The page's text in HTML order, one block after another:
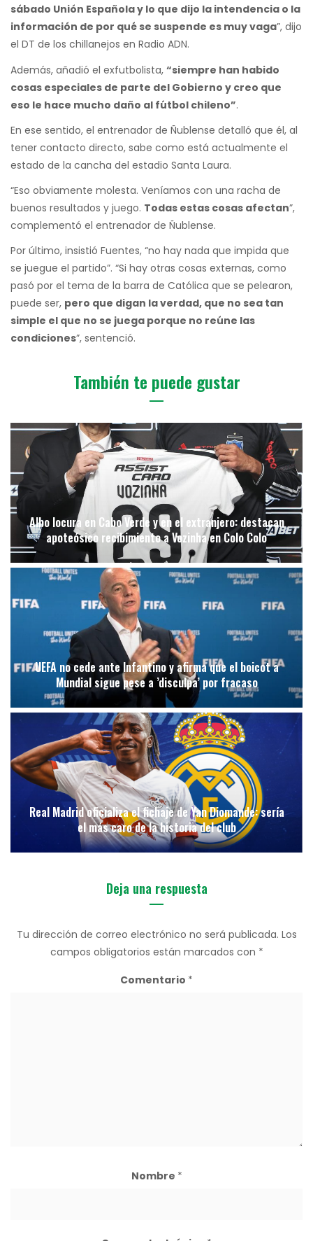
sábado Unión Española y lo que dijo la intendencia o la
información de por qué se suspende es muy vaga”, dijo
el DT de los chillanejos en Radio ADN.
Además, añadió el exfutbolista, “siempre han habido
cosas especiales de parte del Gobierno y creo que
eso le hace mucho daño al fútbol chileno”.
En ese sentido, el entrenador de Ñublense detalló que él, al
tener contacto directo, sabe como está actualmente el
estado de la cancha del estadio Santa Laura.
“Eso obviamente molesta. Veníamos con una racha de
buenos resultados y juego. Todas estas cosas afectan”,
complementó el entrenador de Ñublense.
Por último, insistió Fuentes, “no hay nada que impida que
se juegue el partido”. “Si hay otras cosas externas, como
pasó por el tema de la barra de Católica que se pelearon,
puede ser, pero que digan la verdad, que no sea tan
simple el que no se juega porque no reúne las
condiciones”, sentenció.
También te puede gustar
Albo locura en Cabo Verde y en el extranjero: destacan
apoteósico recibimiento a Vozinha en Colo Colo
UEFA no cede ante Infantino y afirma que el boicot a
Mundial sigue pese a ’disculpa’ por fracaso
Real Madrid oficializa el fichaje de Yan Diomande: sería
el más caro de la historia del club
Deja una respuesta
Tu dirección de correo electrónico no será publicada. Los
campos obligatorios están marcados con *
Comentario *
Nombre *